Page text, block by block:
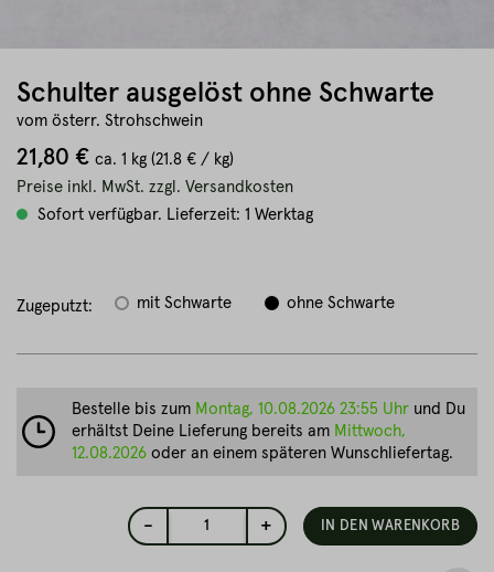
Schulter ausgelöst ohne Schwarte
vom österr. Strohschwein
21,80 € ca. 1 kg (21.8 € / kg)
Preise inkl. MwSt. zzgl. Versandkosten
Sofort verfügbar. Lieferzeit: 1 Werktag
Zugeputzt: mit Schwarte ohne Schwarte
- 1 + IN DEN WARENKORB
Bestelle bis zum Montag, 10.08.2026 23:55 Uhr und Du
erhältst Deine Lieferung bereits am Mittwoch,
12.08.2026 oder an einem späteren Wunschliefertag.